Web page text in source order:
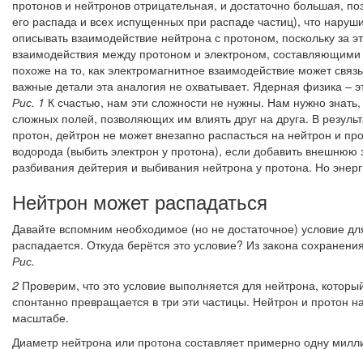
протонов и нейтронов отрицательная, и достаточно большая,
его распада и всех испущенных при распаде частиц), что
описывать взаимодействие нейтрона с протоном, поскольку за
взаимодействия между протоном и электроном,
похоже на то, как электромагнитное взаимодействие может
важные детали эта аналогия не охватывает. Ядерная физика –
Рис. 1 К счастью, нам эти сложности не нужны. Нам нужно
сложных полей, позволяющих им влиять друг на друга. В
протон, дейтрон не может внезапно распасться на нейтрон и
водорода (выбить электрон у протона), если добавить
разбивания дейтерия и выбивания нейтрона у протона. Но
Нейтрон может распадаться
Давайте вспомним необходимое (но не достаточное) условие
распадается. Откуда берётся это условие? Из закона
Рис.
2 Проверим, что это условие выполняется для нейтрона,
спонтанно превращается в три эти частицы. Нейтрон и протон
масштабе.
Диаметр нейтрона или протона составляет примерно одну